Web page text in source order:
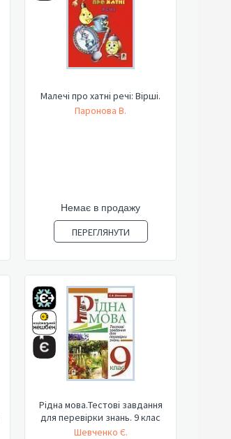
Малечі про хатні речі: Вірші.
Паронова В.
Немає в продажу
ПЕРЕГЛЯНУТИ
Рідна мова.Тестові завдання
для перевірки знань. 9 клас
Шевченко Є.